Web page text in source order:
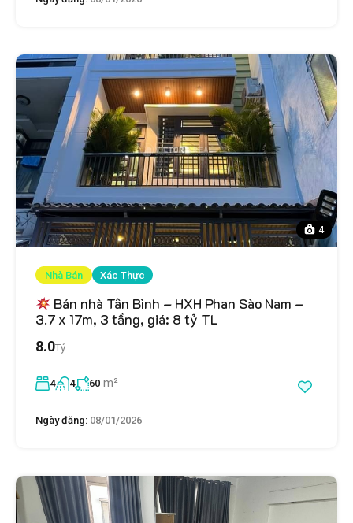
4
Nhà Bán Xác Thực
Bán nhà Tân Bình – HXH Phan Sào Nam –
3.7 x 17m, 3 tầng, giá: 8 tỷ TL
8.0Tỷ
4 4 60 m²
Ngày đăng: 08/01/2026